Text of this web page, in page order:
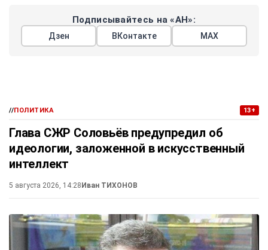
Подписывайтесь на «АН»:
Дзен ВКонтакте МАХ
//ПОЛИТИКА 13+
Глава СЖР Соловьёв предупредил об
идеологии, заложенной в искусственный
интеллект
5 августа 2026, 14:28Иван ТИХОНОВ